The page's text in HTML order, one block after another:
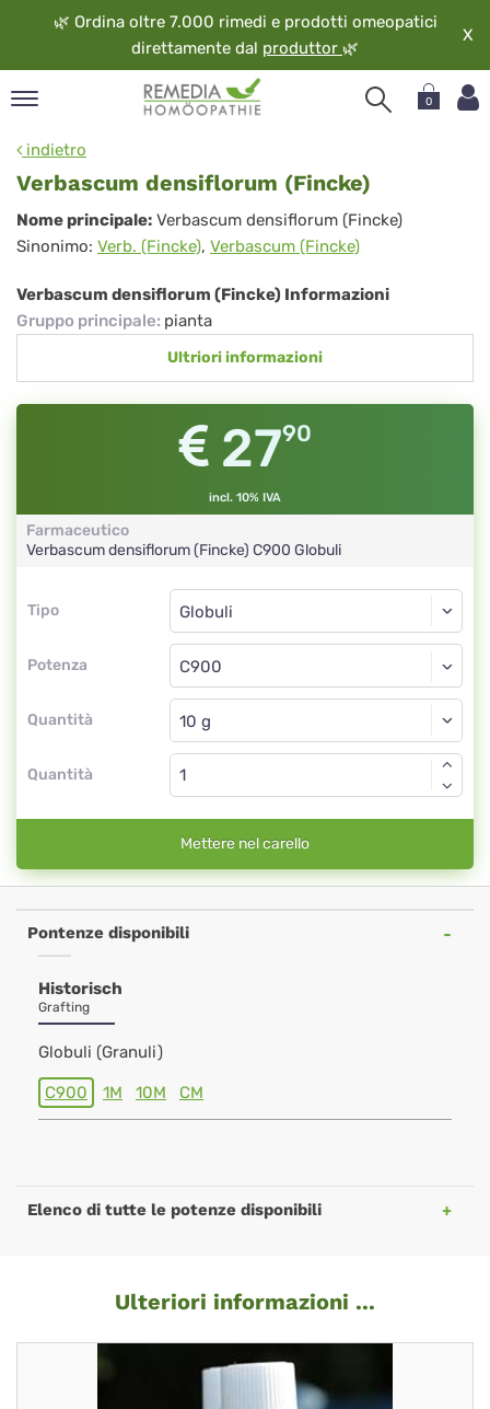
🌿 Ordina oltre 7.000 rimedi e prodotti omeopatici
direttamente dal produttor 🌿
X
0
indietro
Verbascum densiflorum (Fincke)
Verbascum
densiflorum
(Fincke)
Nome principale: Verbascum densiflorum (Fincke)
Sinonimo: Verb. (Fincke), Verbascum (Fincke)
Verbascum densiflorum (Fincke) Informazioni
Gruppo principale: pianta
Ultriori informazioni
2790
incl. 10% IVA
Farmaceutico
Verbascum densiflorum (Fincke) C900 Globuli
Tipo
Tipo
Potenza
Globuli
C900
Quantità
Globuli
Quantità
Mettere nel carello
Pontenze disponibili
Historisch
Grafting
Globuli (Granuli)
C900 1M 10M CM
Elenco di tutte le potenze disponibili
Ulteriori informazioni ...